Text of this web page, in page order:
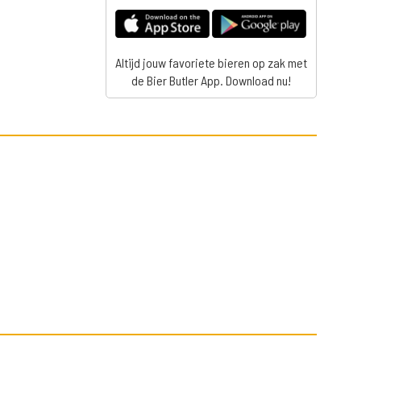
Altijd jouw favoriete bieren op zak met
de Bier Butler App. Download nu!